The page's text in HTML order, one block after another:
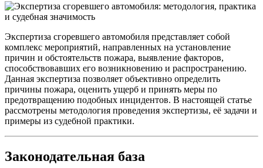
Экспертиза сгоревшего автомобиля представляет собой
комплекс мероприятий, направленных на установление
причин и обстоятельств пожара, выявление факторов,
способствовавших его возникновению и распространению.
Данная экспертиза позволяет объективно определить
причины пожара, оценить ущерб и принять меры по
предотвращению подобных инцидентов. В настоящей статье
рассмотрены методология проведения экспертизы, её задачи и
примеры из судебной практики.
Законодательная база